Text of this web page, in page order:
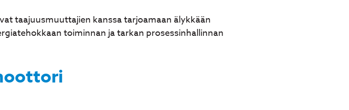
taajuusmuuttajien kanssa tarjoamaan älykkään
toiminnan ja tarkan prosessinhallinnan